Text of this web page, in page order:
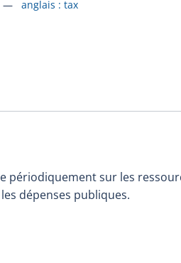
Accéder à la fiche en
anglais : tax
périodiquement sur les
dépenses publiques.